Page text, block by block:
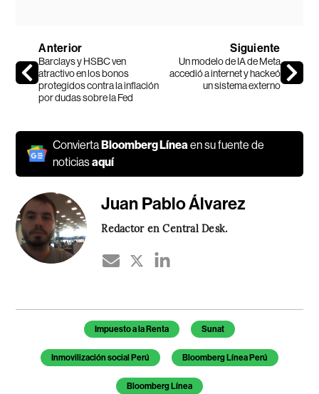
Anterior
Barclays y HSBC ven
atractivo en los bonos
protegidos contra la inflación
por dudas sobre la Fed
Siguiente
Un modelo de IA de Meta
accedió a internet y hackeó
un sistema externo
ConviertaBloomberg Línea en su fuente de
noticiasaquí
Juan Pablo Álvarez
Redactor en Central Desk.
Temas de este artículo
Impuesto a la Renta Sunat
Inmovilización social Perú Bloomberg Línea Perú
Bloomberg Línea